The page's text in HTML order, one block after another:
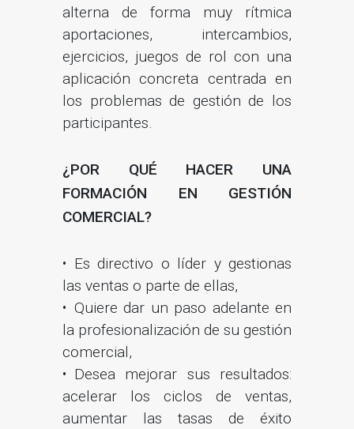
alterna de forma muy rítmica
aportaciones, intercambios,
ejercicios, juegos de rol con una
aplicación concreta centrada en
los problemas de gestión de los
participantes.
¿POR QUÉ HACER UNA
FORMACIÓN EN GESTIÓN
COMERCIAL?
Es directivo o líder y gestionas
las ventas o parte de ellas,
Quiere dar un paso adelante en
la profesionalización de su gestión
comercial,
Desea mejorar sus resultados:
acelerar los ciclos de ventas,
aumentar las tasas de éxito